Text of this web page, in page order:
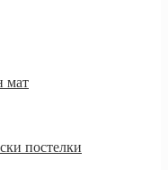
мат
постелки